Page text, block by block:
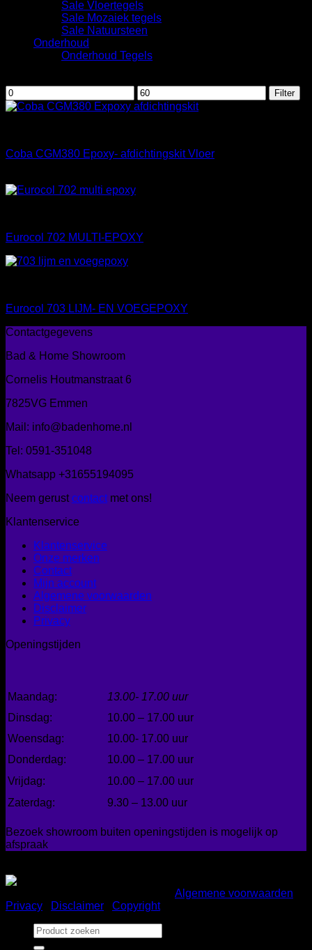
Sale Vloertegels
Sale Mozaiek tegels
Sale Natuursteen
Onderhoud
Onderhoud Tegels
Min.
prijs
Max.
prijs
Filter
Coba CGM380 Epoxy- afdichtingskit Vloer
Eurocol 702 MULTI-EPOXY
Eurocol 703 LIJM- EN VOEGEPOXY
Contactgegevens
Bad & Home Showroom
Cornelis Houtmanstraat 6
7825VG Emmen
Mail: info@badenhome.nl
Tel: 0591-351048
Whatsapp +31655194095
Neem gerustcontact met ons!
Klantenservice
Klantenservice
Onze merken
Contact
Mijn account
Algemene voorwaarden
Disclaimer
Privacy
Openingstijden
Maandag:
13.00- 17.00 uur
Dinsdag:
10.00 – 17.00 uur
Woensdag:
10.00- 17.00 uur
Donderdag:
10.00 – 17.00 uur
Vrijdag:
10.00 – 17.00 uur
Zaterdag:
9.30 – 13.00 uur
Bezoek showroom buiten openingstijden is mogelijk op
afspraak
Algemene voorwaarden
Privacy
Disclaimer
Copyright
Zoeken
naar: